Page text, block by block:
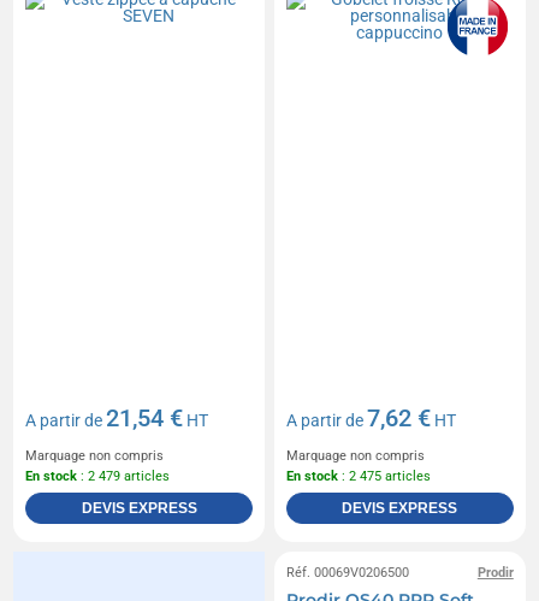
A partir de21,54 € HT
Marquage non compris
En stock : 2 479 articles
DEVIS EXPRESS
A partir de7,62 € HT
Marquage non compris
En stock : 2 475 articles
DEVIS EXPRESS
Prodir
Réf. 00069V0206500